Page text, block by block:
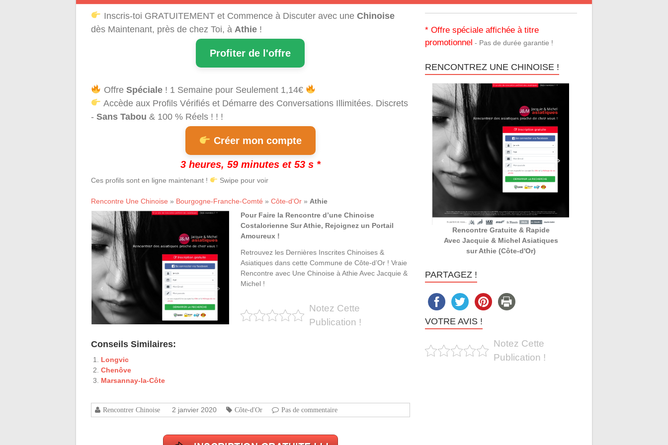
Inscris-toi GRATUITEMENT et Commence à Discuter avec une Chinoise
dès Maintenant, près de chez Toi, à Athie !
Profiter de l'offre
Offre Spéciale! 1 Semaine pour Seulement 1,14€
Accède aux Profils Vérifiés et Démarre des Conversations Illimitées. Discrets
- Sans Tabou & 100 % Réels ! ! !
Créer mon compte
3 heures, 59 minutes et 53 s *
Ces profils sont en ligne maintenant ! Swipe pour voir
Rencontre Une Chinoise » Bourgogne-Franche-Comté » Côte-d'Or » Athie
Pour Faire la Rencontre d’une Chinoise
Costalorienne Sur Athie, Rejoignez un Portail
Amoureux !
Retrouvez les Dernières Inscrites Chinoises &
Asiatiques dans cette Commune de Côte-d’Or ! Vraie
Rencontre avec Une Chinoise à Athie Avec Jacquie &
Michel !
Notez Cette
Publication !
Conseils Similaires:
Longvic
Chenôve
Marsannay-la-Côte
Rencontrer Chinoise 2 janvier 2020 Côte-d'Or Pas de commentaire
* Offre spéciale affichée à titre
promotionnel - Pas de durée garantie !
RENCONTREZ UNE CHINOISE !
Rencontre Gratuite & Rapide
Avec Jacquie & Michel Asiatiques
sur Athie (Côte-d'Or)
PARTAGEZ !
VOTRE AVIS !
Notez Cette
Publication !